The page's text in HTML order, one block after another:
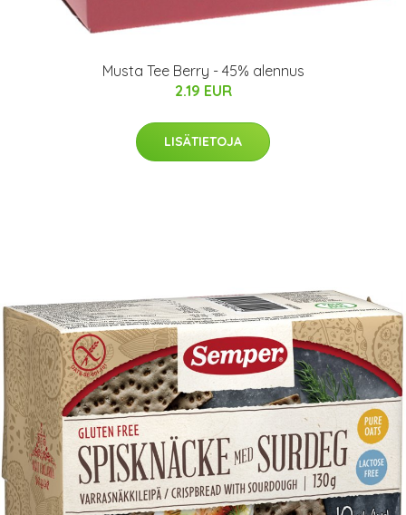
Musta Tee Berry - 45% alennus
2.19 EUR
LISÄTIETOJA